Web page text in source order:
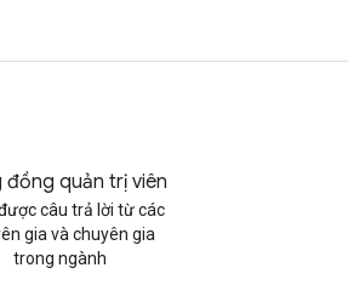
đồng quản trị viên
câu trả lời từ các
gia và chuyên gia
trong ngành